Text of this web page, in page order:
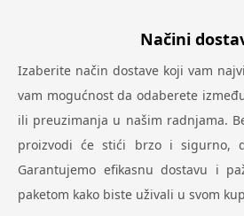
Načini
Izaberite način dostave koji vam
vam mogućnost da odaberete
ili preuzimanja u našim radnjama.
proizvodi će stići brzo i sigurno,
Garantujemo efikasnu dostavu i
paketom kako biste uživali u svom